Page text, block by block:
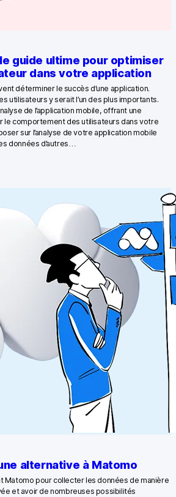
guide ultime pour optimiser
dans votre application
déterminer le succès d’une application.
utilisateurs y serait l’un des plus importants.
de l’application mobile, offrant une
le comportement des utilisateurs dans votre
sur l’analyse de votre application mobile
données d’autres…
alternative à Matomo
Matomo pour collecter les données de manière
et avoir de nombreuses possibilités